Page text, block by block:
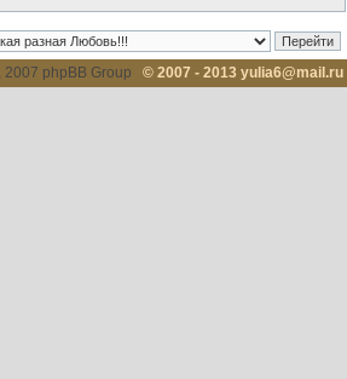
phpBB Group © 2007 - 2013 yulia6@mail.ru